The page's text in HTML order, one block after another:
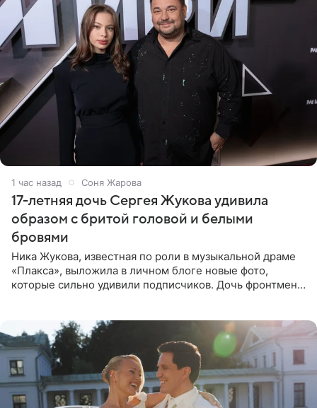
1 час назад Соня Жарова
17-летняя дочь Сергея Жукова удивила
образом с бритой головой и белыми
бровями
Ника Жукова, известная по роли в музыкальной драме
«Плакса», выложила в личном блоге новые фото,
которые сильно удивили подписчиков. Дочь фронтмена